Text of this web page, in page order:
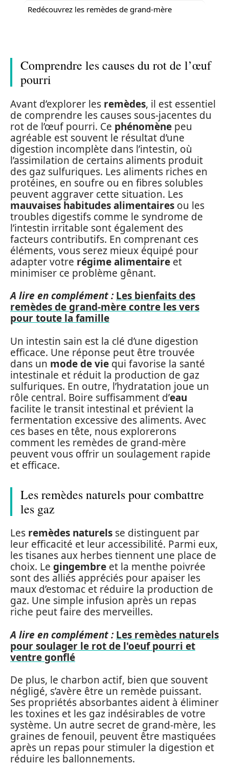
Redécouvrez les remèdes de grand-mère
Comprendre les causes du rot de l’œuf
pourri
Avant d’explorer les remèdes, il est essentiel
de comprendre les causes sous-jacentes du
rot de l’œuf pourri. Ce phénomène peu
agréable est souvent le résultat d’une
digestion incomplète dans l’intestin, où
l’assimilation de certains aliments produit
des gaz sulfuriques. Les aliments riches en
protéines, en soufre ou en fibres solubles
peuvent aggraver cette situation. Les
mauvaises habitudes alimentaires ou les
troubles digestifs comme le syndrome de
l’intestin irritable sont également des
facteurs contributifs. En comprenant ces
éléments, vous serez mieux équipé pour
adapter votre régime alimentaire et
minimiser ce problème gênant.
A lire en complément : Les bienfaits des
remèdes de grand-mère contre les vers
pour toute la famille
Un intestin sain est la clé d’une digestion
efficace. Une réponse peut être trouvée
dans un mode de vie qui favorise la santé
intestinale et réduit la production de gaz
sulfuriques. En outre, l’hydratation joue un
rôle central. Boire suffisamment d’eau
facilite le transit intestinal et prévient la
fermentation excessive des aliments. Avec
ces bases en tête, nous explorerons
comment les remèdes de grand-mère
peuvent vous offrir un soulagement rapide
et efficace.
Les remèdes naturels pour combattre
les gaz
Les remèdes naturels se distinguent par
leur efficacité et leur accessibilité. Parmi eux,
les tisanes aux herbes tiennent une place de
choix. Le gingembre et la menthe poivrée
sont des alliés appréciés pour apaiser les
maux d’estomac et réduire la production de
gaz. Une simple infusion après un repas
riche peut faire des merveilles.
A lire en complément : Les remèdes naturels
pour soulager le rot de l'oeuf pourri et
ventre gonflé
De plus, le charbon actif, bien que souvent
négligé, s’avère être un remède puissant.
Ses propriétés absorbantes aident à éliminer
les toxines et les gaz indésirables de votre
système. Un autre secret de grand-mère, les
graines de fenouil, peuvent être mastiquées
après un repas pour stimuler la digestion et
réduire les ballonnements.